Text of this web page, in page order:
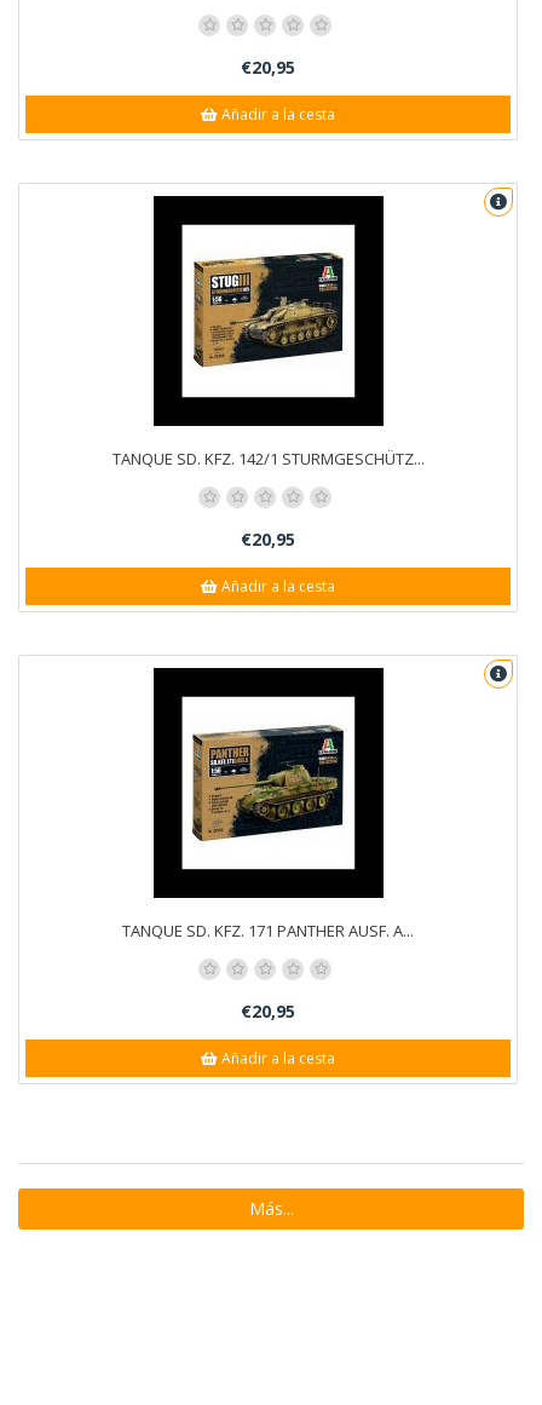
€20,95
Añadir a la cesta
TANQUE SD. KFZ. 142/1 STURMGESCHÜTZ...
€20,95
Añadir a la cesta
TANQUE SD. KFZ. 171 PANTHER AUSF. A...
€20,95
Añadir a la cesta
Más...